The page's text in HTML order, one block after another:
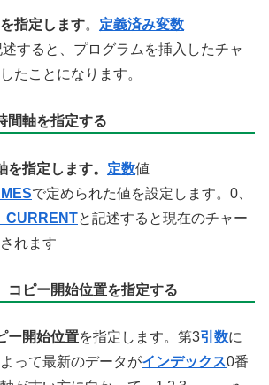
指定します。 定義済み変数
述すると、プログラムを挿入したチャ
たことになります。
間軸を指定する
を指定します。 定数値
で定められた値を設定します。0、
と記述すると現在のチャー
れます
コピー開始位置を指定する
ー開始位置を指定します。第3引数に
って最新のデータがインデックス0番